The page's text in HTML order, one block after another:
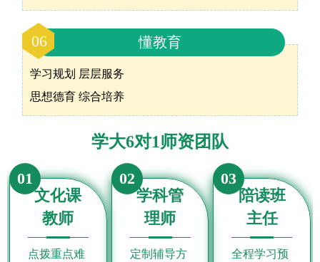
06 懂教育
学习规划 层层服务
思想德育 综合培养
学大6对1师资团队
01
文化课
教师
点拨重点难
02
学科管
理师
定制辅导方
03
陪读班
主任
全程学习预